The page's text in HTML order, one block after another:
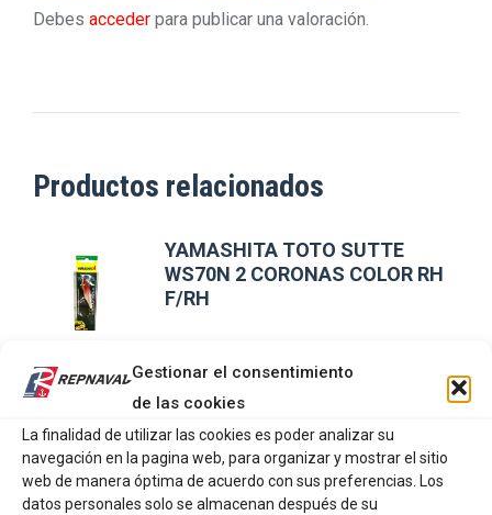
Gestionar el consentimiento
de las cookies
La finalidad de utilizar las cookies es poder analizar su
navegación en la pagina web, para organizar y mostrar el sitio
web de manera óptima de acuerdo con sus preferencias. Los
datos personales solo se almacenan después de su
Debes acceder para publicar una valoración.
Productos relacionados
YAMASHITA TOTO SUTTE
WS70N 2 CORONAS COLOR RH
F/RH
AÑADIR AL CARRITO
YO-ZURI GLOW SQUID JIG